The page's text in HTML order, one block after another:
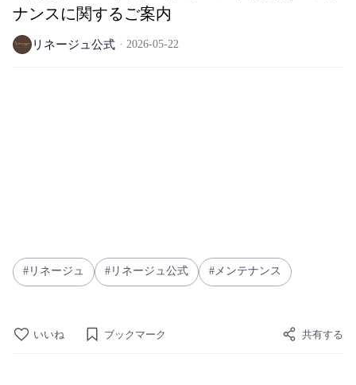
ナンスに関するご案内
リネージュ公式 2026-05-22
リネージュ リネージュ公式 メンテナンス
いいね ブックマーク 共有する